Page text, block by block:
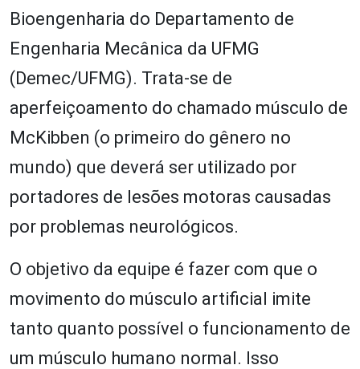
Bioengenharia do Departamento de
Engenharia Mecânica da UFMG
(Demec/UFMG). Trata-se de
aperfeiçoamento do chamado músculo de
McKibben (o primeiro do gênero no
mundo) que deverá ser utilizado por
portadores de lesões motoras causadas
por problemas neurológicos.
O objetivo da equipe é fazer com que o
movimento do músculo artificial imite
tanto quanto possível o funcionamento de
um músculo humano normal. Isso